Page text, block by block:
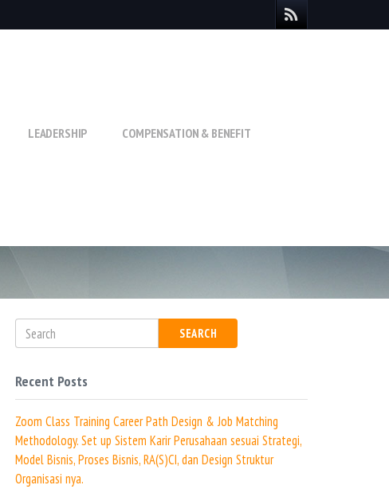
LEADERSHIP COMPENSATION & BENEFIT
SEARCH
Recent Posts
Zoom Class Training Career Path Design & Job Matching
Methodology. Set up Sistem Karir Perusahaan sesuai Strategi,
Model Bisnis, Proses Bisnis, RA(S)CI, dan Design Struktur
Organisasi nya.